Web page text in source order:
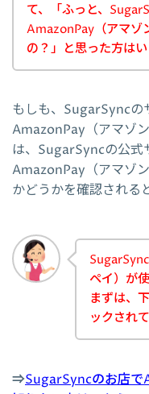
て、「ふっと、
AmazonPay（アマゾ
の？」と思った方は
もしも、SugarSyncの
AmazonPay（アマゾ
は、SugarSyncの公式
AmazonPay（アマゾ
かどうかを確認される
ペイ）が
まずは、
ックされ
⇒SugarSyncのお店で